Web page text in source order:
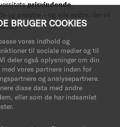
BRUGER COOKIES
vores indhold og
til sociale medier og til
deler også oplysninger om din
vores partnere inden for
og analysepartnere.
disse data med andre
eller som de har indsamlet
prisvindende,
og ansatte – og alle andre, der vil
her.